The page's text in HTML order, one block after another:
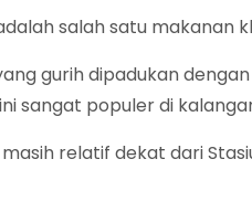
salah satu makanan
gurih dipadukan
sangat populer di
masih relatif dekat dari